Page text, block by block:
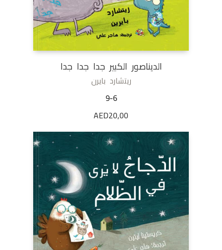
الديناصور الكبير جدا جدا جدا
ريتشارد بايرن
9-6
AED20,00